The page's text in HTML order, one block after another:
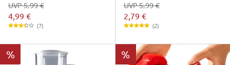
4,99 €
UVP 5,99 €
(7)
2,79 €
UVP 5,99 €
(2)
% %